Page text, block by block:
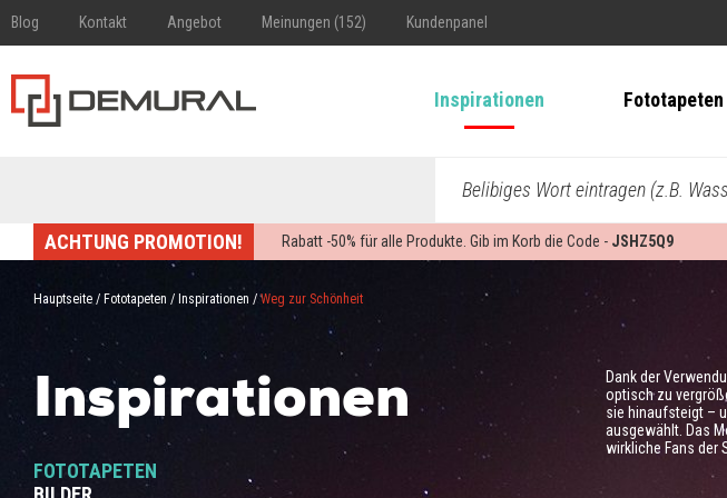
Blog Kontakt Angebot Meinungen (152) Kundenpanel
Inspirationen Fototapeten
Belibiges Wort eintragen (z.B.
ACHTUNG PROMOTION! Rabatt -50% für alle Produkte. Gib im Korb die Code - JSHZ5Q9
Hauptseite / Fototapeten / Inspirationen /Weg zur Schönheit
Inspirationen
FOTOTAPETEN
Dank der
optisch zu
sie hinaufsteigt –
ausgewählt. Das
wirkliche Fans der